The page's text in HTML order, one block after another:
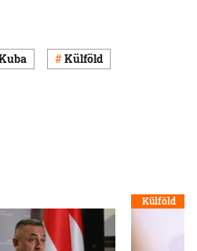
Külföld
Külföld